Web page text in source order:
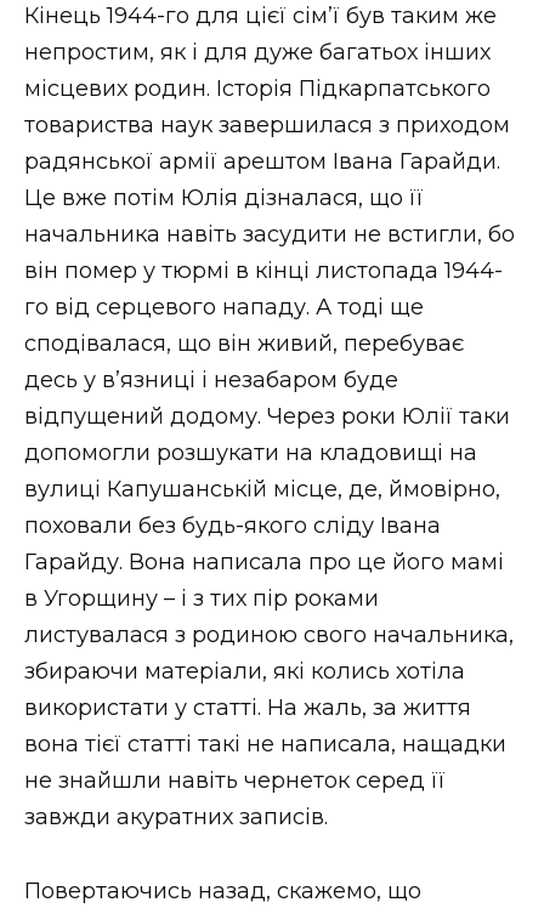
Кінець 1944-го для цієї сім’ї був таким же
непростим, як і для дуже багатьох інших
місцевих родин. Історія Підкарпатського
товариства наук завершилася з приходом
радянської армії арештом Івана Гарайди.
Це вже потім Юлія дізналася, що її
начальника навіть засудити не встигли, бо
він помер у тюрмі в кінці листопада 1944-
го від серцевого нападу. А тоді ще
сподівалася, що він живий, перебуває
десь у в’язниці і незабаром буде
відпущений додому. Через роки Юлії таки
допомогли розшукати на кладовищі на
вулиці Капушанській місце, де, ймовірно,
поховали без будь-якого сліду Івана
Гарайду. Вона написала про це його мамі
в Угорщину – і з тих пір роками
листувалася з родиною свого начальника,
збираючи матеріали, які колись хотіла
використати у статті. На жаль, за життя
вона тієї статті такі не написала, нащадки
не знайшли навіть чернеток серед її
завжди акуратних записів.
Повертаючись назад, скажемо, що